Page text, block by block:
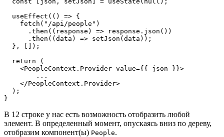
}
В 12 строке у нас есть возможность отобразить любой
элемент. В определенный момент, опускаясь вниз по дереву,
отобразим компонент(ы) People.